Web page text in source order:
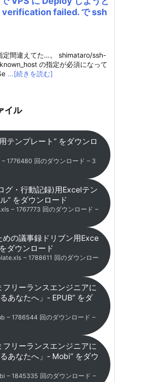
verification failed. で ssh
定間違えてた…。 shimataro/ssh-
の指定が必須になって
…[続きを読む]
イル
テンプレート” をダウンロ
– 1776480 回のダウンロード – 3
グ・行動記録)用Excelテン
” をダウンロード
– 1767773 回のダウンロード –
めの議事録ドリブン用Exce
ダウンロード
– 1788611 回のダウンロー
フリーランスエンジニアに
あなたへ」- EPUB” をダ
– 1786544 回のダウンロード –
フリーランスエンジニアに
あなたへ」- Mobi” をダウ
– 1845335 回のダウンロード –